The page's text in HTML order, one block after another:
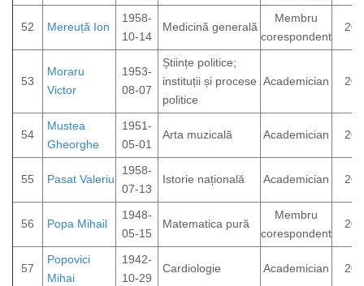
52 Mereuță Ion
1958-
10-14
Medicină generală
Membru
corespondent
53
Moraru
Victor
1953-
08-07
Științe politice;
instituții și procese
politice
Academician
54
Mustea
Gheorghe
1951-
05-01
Arta muzicală Academician
55 Pasat Valeriu
1958-
07-13
Istorie națională Academician
56 Popa Mihail
1948-
05-15
Matematica pură
Membru
corespondent
57
Popovici
Mihai
1942-
10-29
Cardiologie Academician